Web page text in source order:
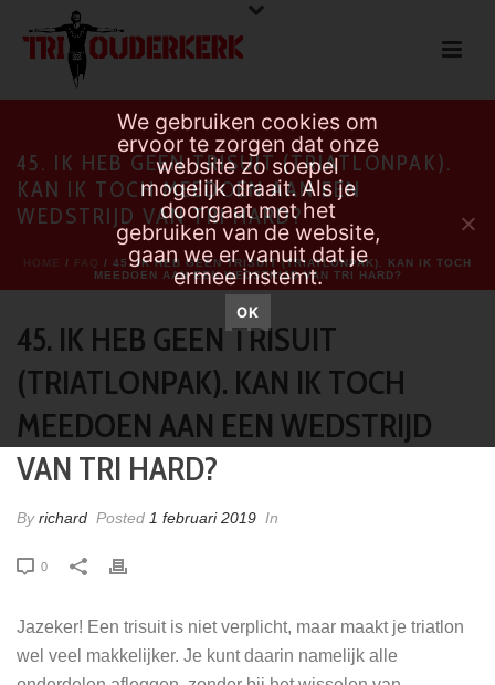
45. IK HEB GEEN TRISUIT (TRIATLONPAK).
KAN IK TOCH MEEDOEN AAN EEN
WEDSTRIJD VAN TRI HARD?
/
/ 45. IK HEB GEEN TRISUIT (TRIATLONPAK). KAN IK TOCH
MEEDOEN AAN EEN WEDSTRIJD VAN TRI HARD?
45. IK HEB GEEN TRISUIT
(TRIATLONPAK). KAN IK TOCH
MEEDOEN AAN EEN WEDSTRIJD
VAN TRI HARD?
Byrichard Posted 1 februari 2019 In
0
Jazeker! Een trisuit is niet verplicht, maar maakt je triatlon
wel veel makkelijker. Je kunt daarin namelijk alle
We gebruiken cookies om
ervoor te zorgen dat onze
website zo soepel
mogelijk draait. Als je
doorgaat met het
gebruiken van de website,
gaan we er vanuit dat je
ermee instemt.
OK